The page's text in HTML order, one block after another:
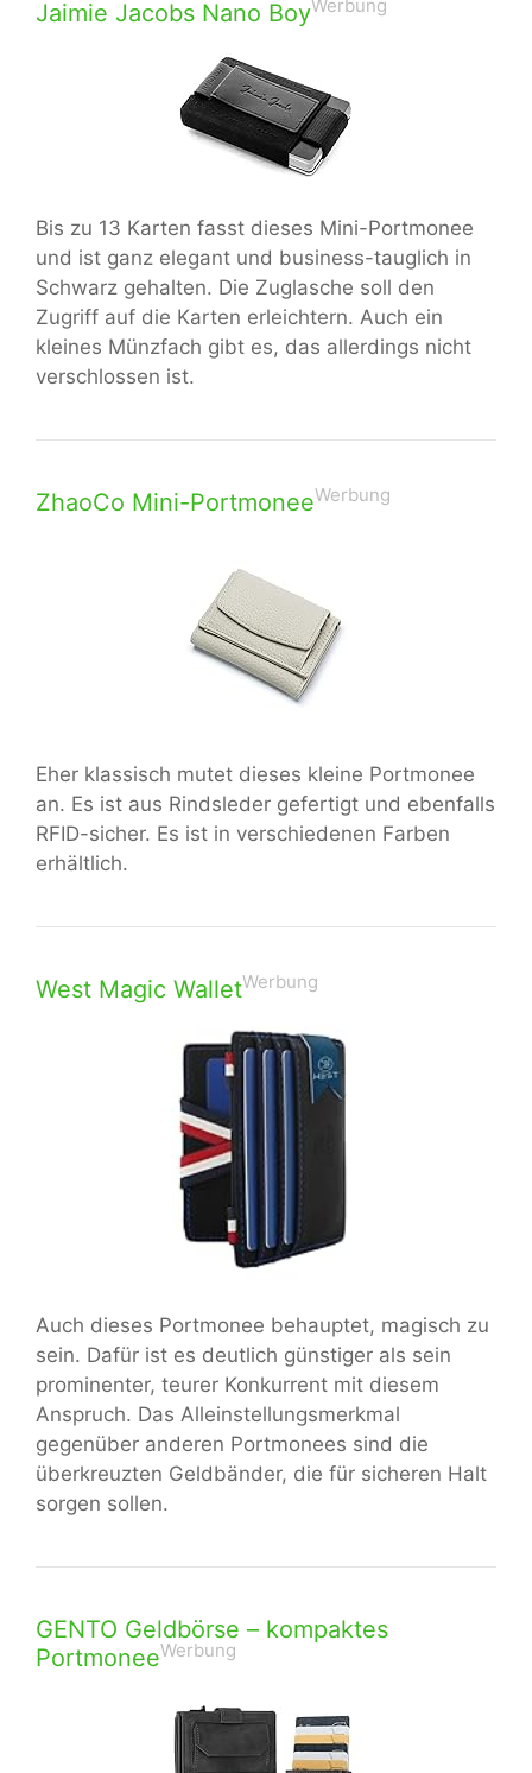
Jaimie Jacobs Nano BoyWerbung
Bis zu 13 Karten fasst dieses Mini-Portmonee
und ist ganz elegant und business-tauglich in
Schwarz gehalten. Die Zuglasche soll den
Zugriff auf die Karten erleichtern. Auch ein
kleines Münzfach gibt es, das allerdings nicht
verschlossen ist.
ZhaoCo Mini-PortmoneeWerbung
Eher klassisch mutet dieses kleine Portmonee
an. Es ist aus Rindsleder gefertigt und ebenfalls
RFID-sicher. Es ist in verschiedenen Farben
erhältlich.
West Magic WalletWerbung
Auch dieses Portmonee behauptet, magisch zu
sein. Dafür ist es deutlich günstiger als sein
prominenter, teurer Konkurrent mit diesem
Anspruch. Das Alleinstellungsmerkmal
gegenüber anderen Portmonees sind die
überkreuzten Geldbänder, die für sicheren Halt
sorgen sollen.
GENTO Geldbörse – kompaktes
PortmoneeWerbung